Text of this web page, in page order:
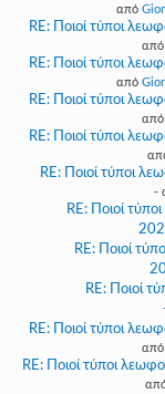
από
RE: Ποιοί τύποι
από
RE: Ποιοί τύποι
από
RE: Ποιοί τύποι
από
RE: Ποιοί τύποι
RE: Ποιοί τύποι
-
RE: Ποιοί
RE: Ποιοί
RE: Ποιοί
RE: Ποιοί τύποι
από
RE: Ποιοί τύποι